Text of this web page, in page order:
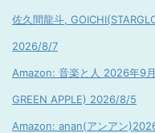
佐久間龍斗,
2026/8/7
Amazon: 音楽と人 2026年9
GREEN APPLE) 2026/8/5
Amazon: anan(アンアン